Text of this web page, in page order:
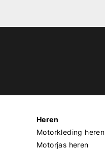
Heren
Motorkleding heren
Motorjas heren